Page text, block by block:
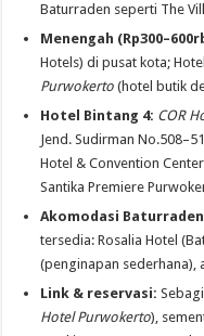
Baturraden seperti The
Menengah
Hotels) di pusat kota;
Purwokerto (hotel butik
Hotel Bintang 4: COR
Jend. Sudirman
Hotel & Convention
Santika Premiere
Akomodasi
tersedia: Rosalia Hotel
(penginapan sederhana),
Link & reservasi:
Hotel Purwokerto),